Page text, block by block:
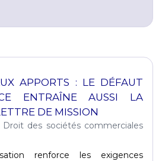
APPORTS : LE DÉFAUT
ENTRAÎNE AUSSI LA
DE MISSION
Droit des sociétés commerciales
renforce les exigences